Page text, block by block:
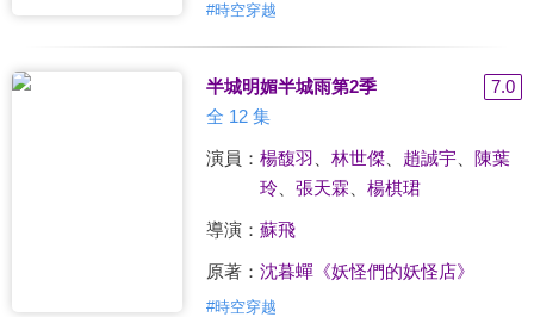
#時空穿越
半城明媚半城雨第2季
7.0
全 12 集
演員： 楊馥羽 林世傑、 趙誠宇、 陳葉
玲、 張天霖 楊棋珺
導演： 蘇飛
原著： 沈暮蟬《妖怪們的妖怪店》
#時空穿越